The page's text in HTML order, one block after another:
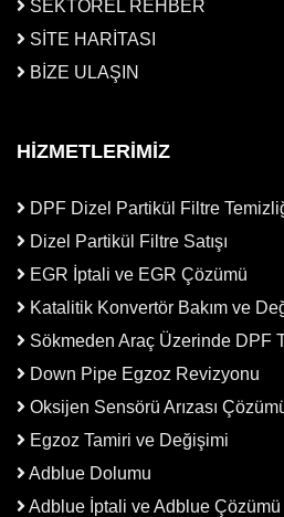
SEKTÖREL REHBER
SİTE HARİTASI
BİZE ULAŞIN
HİZMETLERİMİZ
DPF Dizel Partikül Filtre
Dizel Partikül Filtre Satışı
EGR İptali ve EGR Çözümü
Katalitik Konvertör Bakım ve
Sökmeden Araç Üzerinde DPF
Down Pipe Egzoz Revizyonu
Oksijen Sensörü Arızası
Egzoz Tamiri ve Değişimi
Adblue Dolumu
Adblue İptali ve Adblue Çözümü